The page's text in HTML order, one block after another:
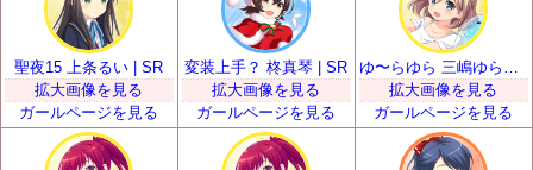
聖夜15 上条るい | SR
拡大画像を見る
ガールページを見る
変装上手？ 柊真琴 | SR
拡大画像を見る
ガールページを見る
拡大画像を見る
ガールページを見る